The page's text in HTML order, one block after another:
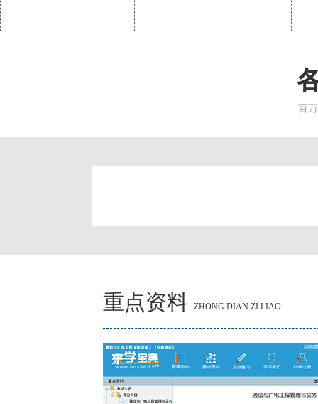
百
重点资料 ZHONG DIAN ZI LIAO